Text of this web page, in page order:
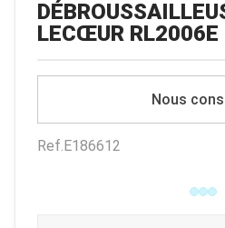
LECŒUR RL2006E
Nous
Ref. E186612